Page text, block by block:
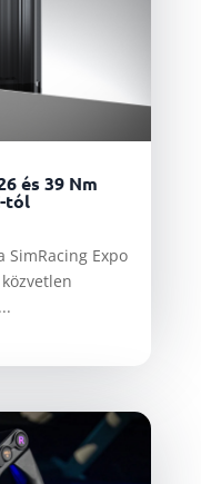
és 39 Nm
tól
SimRacing Expo